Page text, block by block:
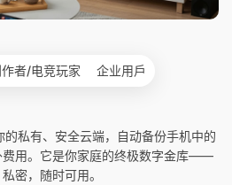
者/电竞玩家 企业用戶
的私有、安全云端，自动备份手机中的
费用。它是你家庭的终极数字金库——
密，随时可用。